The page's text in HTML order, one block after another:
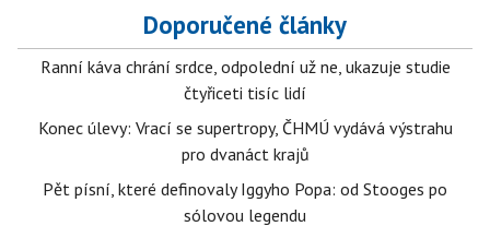
Doporučené články
Ranní káva chrání srdce, odpolední už ne, ukazuje studie
čtyřiceti tisíc lidí
Konec úlevy: Vrací se supertropy, ČHMÚ vydává výstrahu
pro dvanáct krajů
Pět písní, které definovaly Iggyho Popa: od Stooges po
sólovou legendu